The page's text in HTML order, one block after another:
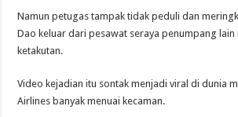
Namun petugas tampak tidak peduli dan
Dao keluar dari pesawat seraya penumpang lain
ketakutan.
Video kejadian itu sontak menjadi viral di dunia
Airlines banyak menuai kecaman.